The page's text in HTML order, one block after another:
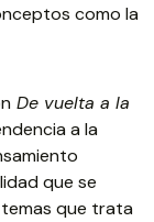
como la
De vuelta a la
a la
que se
temas que trata